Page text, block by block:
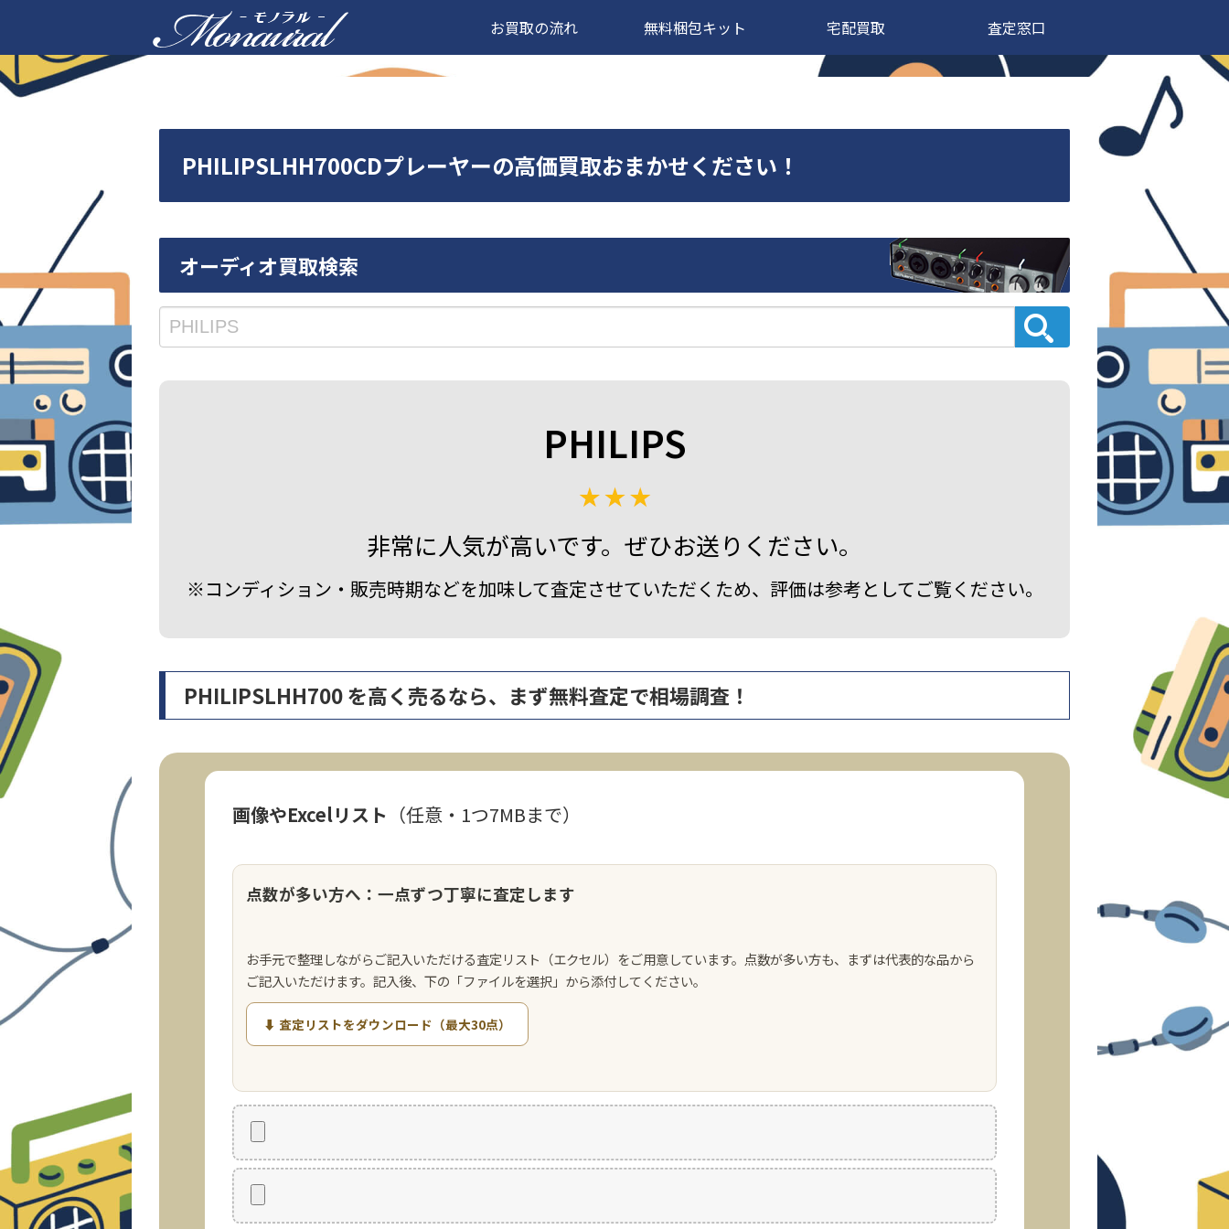
お買取の流れ 無料梱包キット 宅配買取 査定窓口
PHILIPSLHH700CDプレーヤーの高価買取おまかせください！
オーディオ買取検索
PHILIPS
非常に人気が高いです。ぜひお送りください。
※コンディション・販売時期などを加味して査定させていただくため、評価は参考としてご覧ください。
PHILIPSLHH700 を高く売るなら、まず無料査定で相場調査！
画像やExcelリスト （任意・1つ7MBまで）
点数が多い方へ：一点ずつ丁寧に査定します
お手元で整理しながらご記入いただける査定リスト（エクセル）をご用意しています。点数が多い方も、まずは代表的な品から
ご記入いただけます。記入後、下の「ファイルを選択」から添付してください。
⬇ 査定リストをダウンロード（最大30点）